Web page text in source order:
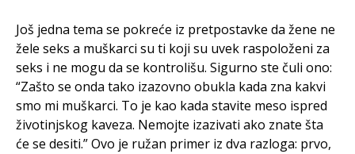
Još jedna tema se pokreće iz pretpostavke da žene ne
žele seks a muškarci su ti koji su uvek raspoloženi za
seks i ne mogu da se kontrolišu. Sigurno ste čuli ono:
“Zašto se onda tako izazovno obukla kada zna kakvi
smo mi muškarci. To je kao kada stavite meso ispred
životinjskog kaveza. Nemojte izazivati ako znate šta
će se desiti.” Ovo je ružan primer iz dva razloga: prvo,